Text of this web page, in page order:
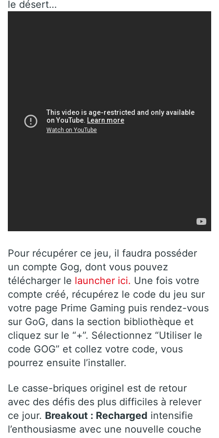
le désert…
Pour récupérer ce jeu, il faudra posséder
un compte Gog, dont vous pouvez
télécharger le launcher ici. Une fois votre
compte créé, récupérez le code du jeu sur
votre page Prime Gaming puis rendez-vous
sur GoG, dans la section bibliothèque et
cliquez sur le “+”. Sélectionnez “Utiliser le
code GOG” et collez votre code, vous
pourrez ensuite l’installer.
Le casse-briques originel est de retour
avec des défis des plus difficiles à relever
ce jour. Breakout : Recharged intensifie
l’enthousiasme avec une nouvelle couche